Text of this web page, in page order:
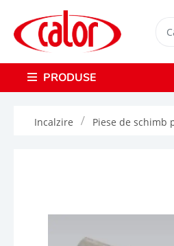
PRODUSE
Incalzire Piese de schimb